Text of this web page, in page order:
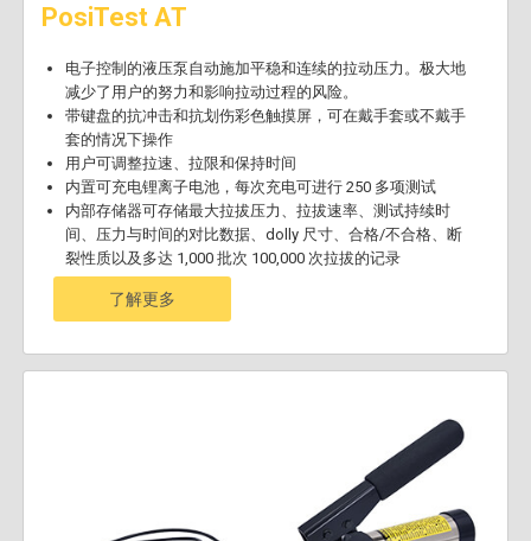
PosiTest AT
电子控制的液压泵自动施加平稳和连续的拉动压力。极大地
减少了用户的努力和影响拉动过程的风险。
带键盘的抗冲击和抗划伤彩色触摸屏，可在戴手套或不戴手
套的情况下操作
用户可调整拉速、拉限和保持时间
内置可充电锂离子电池，每次充电可进行 250 多项测试
内部存储器可存储最大拉拔压力、拉拔速率、测试持续时
间、压力与时间的对比数据、dolly 尺寸、合格/不合格、断
裂性质以及多达 1,000 批次 100,000 次拉拔的记录
了解更多